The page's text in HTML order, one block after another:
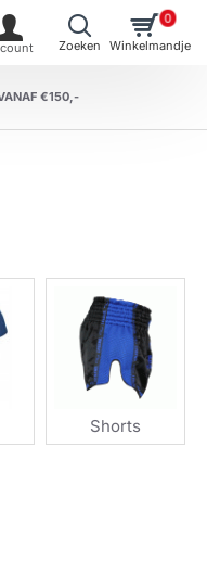
€150,-
0
Shorts